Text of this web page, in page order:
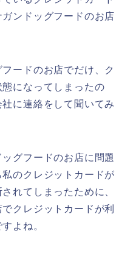
ンドッグフードのお店
ードのお店でだけ、ク
になってしまったの
に連絡をして聞いてみ
グフードのお店に問題
のクレジットカードが
れてしまったために、
クレジットカードが利
よね。